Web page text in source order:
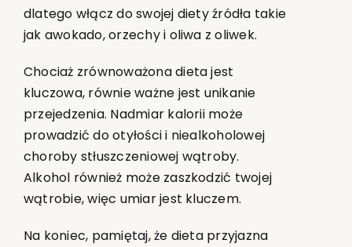
dlatego włącz do swojej diety źródła takie
jak awokado, orzechy i oliwa z oliwek.
Chociaż zrównoważona dieta jest
kluczowa, równie ważne jest unikanie
przejedzenia. Nadmiar kalorii może
prowadzić do otyłości i niealkoholowej
choroby stłuszczeniowej wątroby.
Alkohol również może zaszkodzić twojej
wątrobie, więc umiar jest kluczem.
Na koniec, pamiętaj, że dieta przyjazna